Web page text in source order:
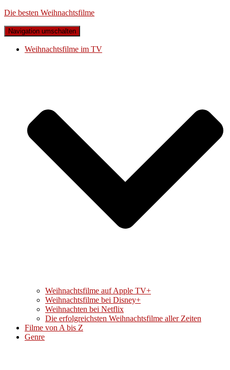
Die besten Weihnachtsfilme
Navigation umschalten
Weihnachtsfilme im TV
Weihnachtsfilme auf Apple TV+
Weihnachtsfilme bei Disney+
Weihnachten bei Netflix
Die erfolgreichsten Weihnachtsfilme aller Zeiten
Filme von A bis Z
Genre